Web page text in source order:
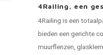
4Railing, een
4Railing is een
bieden een gerichte
muurflenzen,